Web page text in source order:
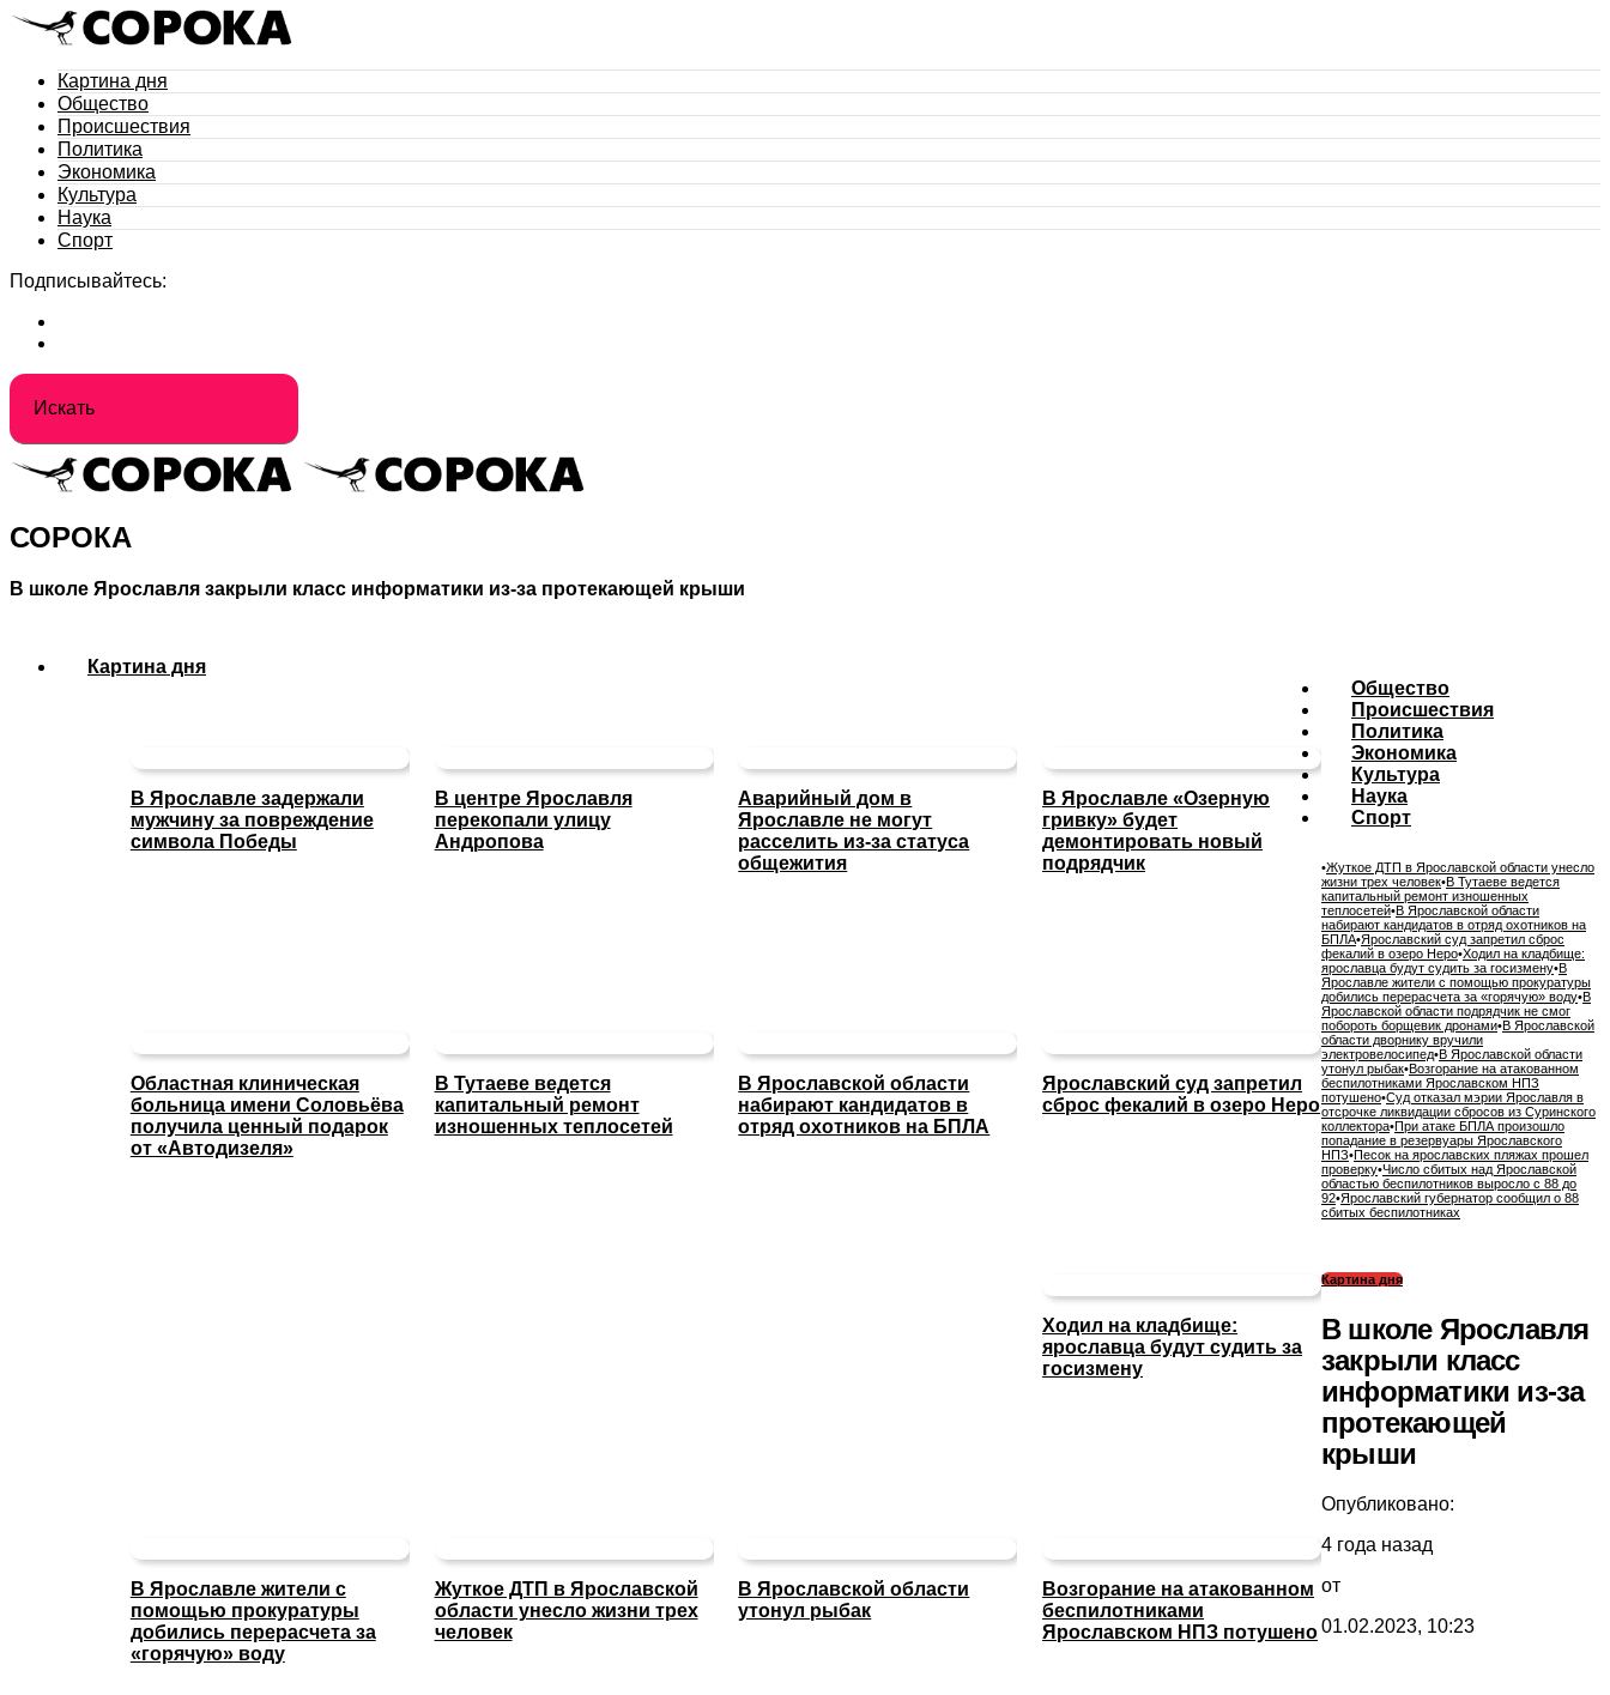
Картина дня
Общество
Происшествия
Политика
Экономика
Культура
Наука
Спорт
Подписывайтесь:
СОРОКА
В школе Ярославля закрыли класс информатики из-за протекающей крыши
Картина дня
В Ярославле задержали
мужчину за повреждение
символа Победы
В центре Ярославля
перекопали улицу
Андропова
Аварийный дом в
Ярославле не могут
расселить из-за статуса
общежития
В Ярославле «Озерную
гривку» будет
демонтировать новый
подрядчик
Областная клиническая
больница имени Соловьёва
получила ценный подарок
от «Автодизеля»
Общество
В Тутаеве ведется
капитальный ремонт
изношенных теплосетей
В Ярославской области
набирают кандидатов в
отряд охотников на БПЛА
Ярославский суд запретил
сброс фекалий в озеро Неро
Ходил на кладбище:
ярославца будут судить за
госизмену
В Ярославле жители с
помощью прокуратуры
добились перерасчета за
«горячую» воду
Происшествия
Жуткое ДТП в Ярославской
области унесло жизни трех
человек
В Ярославской области
утонул рыбак
Возгорание на атакованном
беспилотниками
Ярославском НПЗ потушено
Политика
Экономика
Культура
Наука
Спорт
•Жуткое ДТП в Ярославской области унесло
жизни трех человек•В Тутаеве ведется
капитальный ремонт изношенных
теплосетей•В Ярославской области
набирают кандидатов в отряд охотников на
БПЛА•Ярославский суд запретил сброс
фекалий в озеро Неро•Ходил на кладбище:
ярославца будут судить за госизмену•В
Ярославле жители с помощью прокуратуры
добились перерасчета за «горячую» воду•В
Ярославской области подрядчик не смог
побороть борщевик дронами•В Ярославской
области дворнику вручили
электровелосипед•В Ярославской области
утонул рыбак•Возгорание на атакованном
беспилотниками Ярославском НПЗ
потушено•Суд отказал мэрии Ярославля в
отсрочке ликвидации сбросов из Суринского
коллектора•При атаке БПЛА произошло
попадание в резервуары Ярославского
НПЗ•Песок на ярославских пляжах прошел
проверку•Число сбитых над Ярославской
областью беспилотников выросло с 88 до
92•Ярославский губернатор сообщил о 88
сбитых беспилотниках
Картина дня
В школе Ярославля
закрыли класс
информатики из-за
протекающей
крыши
Опубликовано:
4 года назад
от
01.02.2023, 10:23